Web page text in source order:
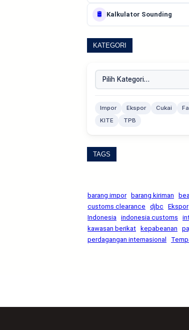
🛢️ Kalkulator Sounding
KATEGORI
Impor Ekspor Cukai
KITE
TPB
TAGS
barang impor barang kiriman
customs clearance
djbc Ekspor
Indonesia
indonesia customs
kawasan berikat kepabeanan
perdagangan internasional